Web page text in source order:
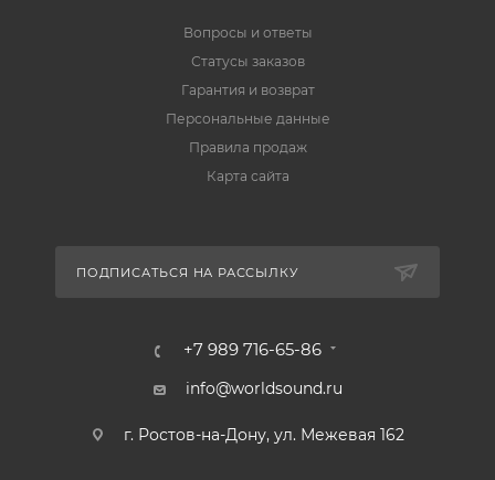
Вопросы и ответы
Статусы заказов
Гарантия и возврат
Персональные данные
Правила продаж
Карта сайта
ПОДПИСАТЬСЯ НА РАССЫЛКУ
+7 989 716-65-86
info@worldsound.ru
г. Ростов-на-Дону, ул. Межевая 162